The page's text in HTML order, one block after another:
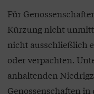
Für
Kürzung nicht
nicht ausschließlich
oder verpachten.
anhaltenden
Genossenschaften